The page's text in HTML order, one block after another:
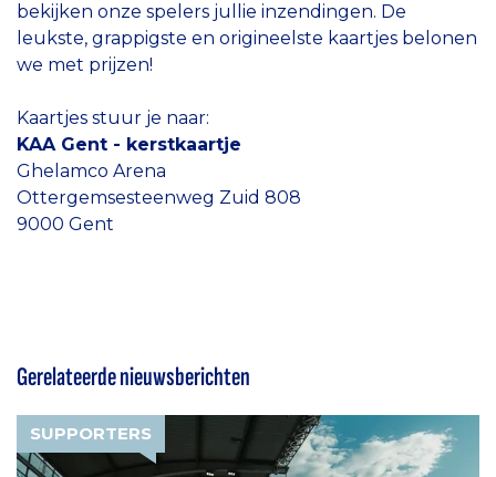
bekijken onze spelers jullie inzendingen. De
leukste, grappigste en origineelste kaartjes belonen
we met prijzen!
Kaartjes stuur je naar:
KAA Gent - kerstkaartje
Ghelamco Arena
Ottergemsesteenweg Zuid 808
9000 Gent
Gerelateerde nieuwsberichten
SUPPORTERS